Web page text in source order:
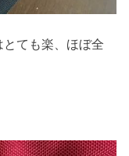
ても楽、ほぼ全